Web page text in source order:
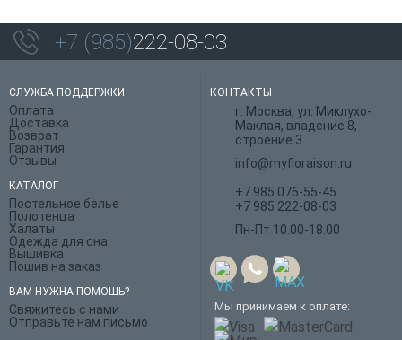
+7 (985)222-08-03
СЛУЖБА ПОДДЕРЖКИ
Оплата
Доставка
Возврат
Гарантия
Отзывы
КАТАЛОГ
Постельное белье
Полотенца
Халаты
Одежда для сна
Вышивка
Пошив на заказ
ВАМ НУЖНА ПОМОЩЬ?
Свяжитесь с нами
Отправьте нам письмо
КОНТАКТЫ
г. Москва, ул. Миклухо-
Маклая, владение 8,
строение 3
info@myfloraison.ru
+7 985 076-55-45
+7 985 222-08-03
Пн-Пт 10.00-18.00
Мы принимаем к оплате: